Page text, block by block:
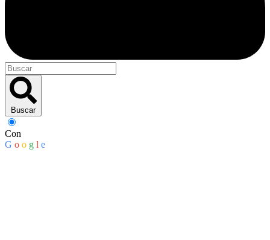
Buscar
Con
G o o g l e